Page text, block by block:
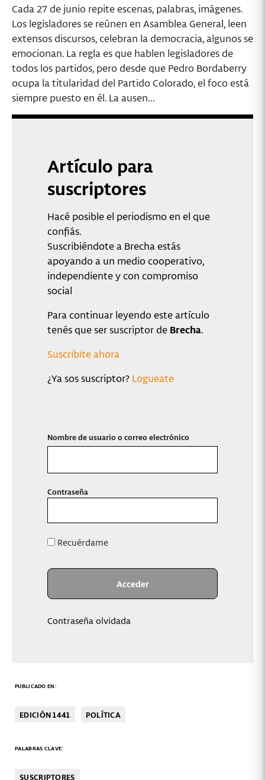
Cada 27 de junio repite escenas, palabras, imágenes.
Los legisladores se reúnen en Asamblea General, leen
extensos discursos, celebran la democracia, algunos se
emocionan. La regla es que hablen legisladores de
todos los partidos, pero desde que Pedro Bordaberry
ocupa la titularidad del Partido Colorado, el foco está
siempre puesto en él. La ausen...
Artículo para
suscriptores
Hacé posible el periodismo en el que
confiás.
Suscribiéndote a Brecha estás
apoyando a un medio cooperativo,
independiente y con compromiso
social
Para continuar leyendo este artículo
tenés que ser suscriptor de Brecha.
Suscribite ahora
¿Ya sos suscriptor? Logueate
Nombre de usuario o correo electrónico
Contraseña
Recuérdame
Contraseña olvidada
PUBLICADO EN:
EDICIÓN 1441 POLÍTICA
PALABRAS CLAVE:
SUSCRIPTORES